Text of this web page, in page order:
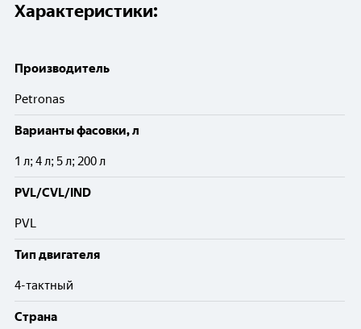
Характеристики:
Производитель
Petronas
Варианты фасовки, л
1 л; 4 л; 5 л; 200 л
PVL/CVL/IND
PVL
Тип двигателя
4-тактный
Cтрана